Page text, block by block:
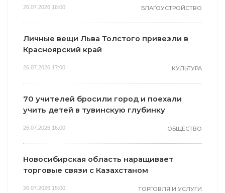
26.07.2026 18:00 БЛАГОУСТРОЙСТВО
Личные вещи Льва Толстого привезли в
Красноярский край
26.07.2026 17:00 КУЛЬТУРА
70 учителей бросили город и поехали
учить детей в тувинскую глубинку
26.07.2026 16:00 ОБЩЕСТВО
Новосибирская область наращивает
торговые связи с Казахстаном
26.07.2026 15:00 ТОРГОВЛЯ И УСЛУГИ